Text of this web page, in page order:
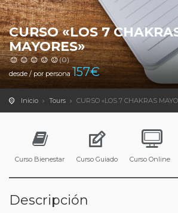
CURSO «LOS 7
MAYORES»
(0)
desde / por persona 157€
Inicio Tours CURSO «LOS 7 CHAKRAS
Curso Bienestar Curso Guiado Curso Online
Descripción